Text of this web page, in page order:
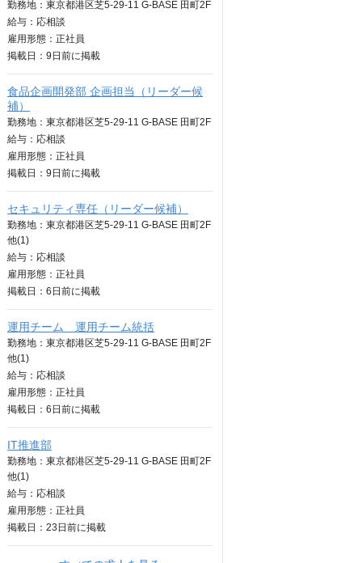
勤務地：東京都港区芝5-29-11 G-BASE 田町2F
給与： 応相談
雇用形態：正社員
掲載日： 9日 前に掲載
食品企画開発部 企画担当（リーダー候
補）
勤務地：東京都港区芝5-29-11 G-BASE 田町2F
給与： 応相談
雇用形態：正社員
掲載日： 9日 前に掲載
セキュリティ専任（リーダー候補）
勤務地：東京都港区芝5-29-11 G-BASE 田町2F
他(1)
給与： 応相談
雇用形態：正社員
掲載日： 6日 前に掲載
運用チーム 運用チーム統括
勤務地：東京都港区芝5-29-11 G-BASE 田町2F
他(1)
給与： 応相談
雇用形態：正社員
掲載日： 6日 前に掲載
IT推進部
勤務地：東京都港区芝5-29-11 G-BASE 田町2F
他(1)
給与： 応相談
雇用形態：正社員
掲載日： 23日 前に掲載